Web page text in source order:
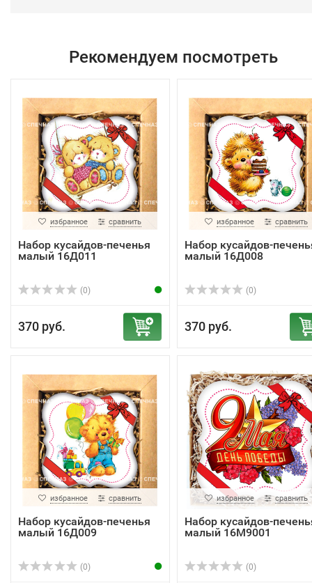
Рекомендуем посмотреть
избранное сравнить
Набор кусайдов-печенья
малый 16Д011
(0)
370 руб.
избранное сравнить
Набор кусайдов-
малый 16Д008
(0)
370 руб.
избранное сравнить
Набор кусайдов-печенья
малый 16Д009
(0)
избранное сравнить
Набор кусайдов-
малый 16М9001
(0)